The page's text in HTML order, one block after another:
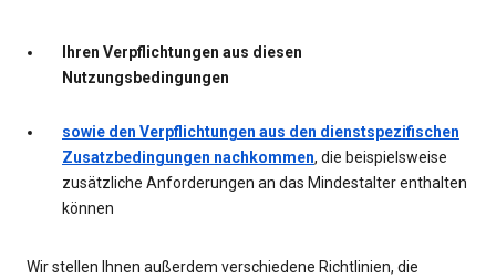
Ihren Verpflichtungen aus diesen
Nutzungsbedingungen
sowie den Verpflichtungen aus den dienstspezifischen
Zusatzbedingungen nachkommen, die beispielsweise
zusätzliche Anforderungen an das Mindestalter enthalten
können
Wir stellen Ihnen außerdem verschiedene Richtlinien, die